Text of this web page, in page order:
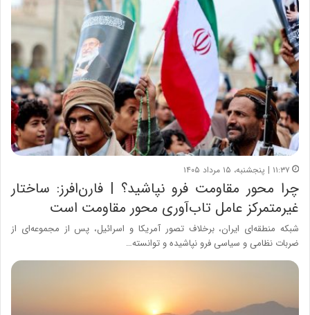
۱۱:۳۷ | پنجشنبه، ۱۵ مرداد ۱۴۰۵
چرا محور مقاومت فرو نپاشید؟ | فارن‌افرز: ساختار
غیرمتمرکز عامل تاب‌آوری محور مقاومت است
شبکه منطقه‌ای ایران، برخلاف تصور آمریکا و اسرائیل، پس از مجموعه‌ای از
ضربات نظامی و سیاسی فرو نپاشیده و توانسته…